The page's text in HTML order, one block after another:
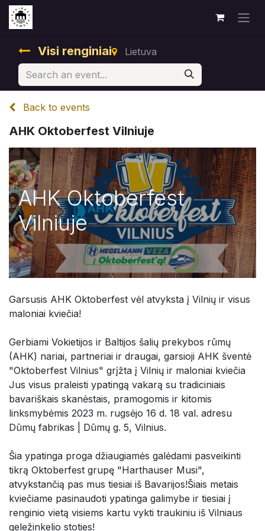
Visi renginiai Lietuva
Back to events
AHK Oktoberfest Vilniuje
AHK Oktoberfest
Vilniuje
Garsusis AHK Oktoberfest vėl atvyksta į Vilnių ir visus
maloniai kviečia!
Gerbiami Vokietijos ir Baltijos šalių prekybos rūmų
(AHK) nariai, partneriai ir draugai, garsioji AHK šventė
"Oktoberfest Vilnius" grįžta į Vilnių ir maloniai kviečia
Jus visus praleisti ypatingą vakarą su tradiciniais
bavariškais skanėstais, pramogomis ir kitomis
linksmybėmis 2023 m. rugsėjo 16 d. 18 val. adresu
Dūmų fabrikas | Dūmų g. 5, Vilnius.
Šia ypatinga proga džiaugiamės galėdami pasveikinti
tikrą Oktoberfest grupę "Harthauser Musi",
atvykstančią pas mus tiesiai iš Bavarijos!Šiais metais
kviečiame pasinaudoti ypatinga galimybe ir tiesiai į
renginio vietą visiems kartu vykti traukiniu iš Vilniaus
geležinkelio stoties!